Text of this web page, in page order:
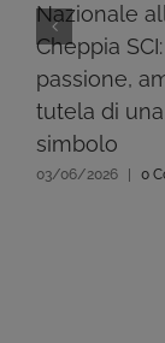
Nazionale
Cheppia SCI:
passione,
tutela di
simbolo
03/06/2026 | 0